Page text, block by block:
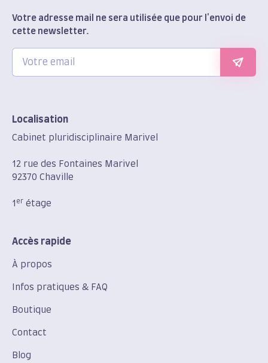
Votre adresse mail ne sera utilisée que pour l'envoi de
cette newsletter.
Localisation
Cabinet pluridisciplinaire Marivel
12 rue des Fontaines Marivel
92370 Chaville
1 er étage
Accès rapide
À propos
Infos pratiques & FAQ
Boutique
Contact
Blog